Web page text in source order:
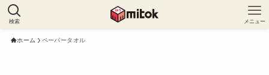
検索 メニュー
ホーム ペーパータオル